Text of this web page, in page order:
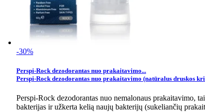
-30%
Perspi-Rock dezodorantas nuo prakaitavimo...
Perspi-Rock dezodorantas nuo prakaitavimo (natūralus druskos
Perspi-Rock dezodorantas nuo nemalonaus prakaitavimo,
bakterijas ir užkerta kelią naujų bakterijų (sukeliančių